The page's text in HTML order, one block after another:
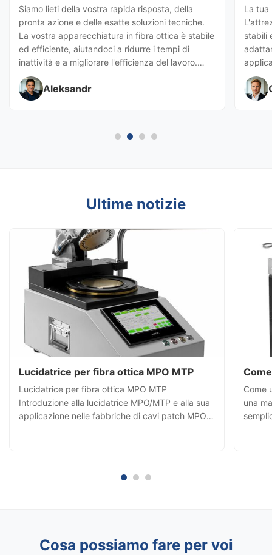
Siamo lieti della vostra rapida risposta, della
pronta azione e delle esatte soluzioni tecniche.
La vostra apparecchiatura in fibra ottica è stabile
ed efficiente, aiutandoci a ridurre i tempi di
inattività e a migliorare l'efficienza del lavoro.
Non solo fornite macchine eccellenti, ma anche
un supporto professionale e premuroso,
rendendo la cooperazione fluida e
Aleksandr
La tua
stabili
Ultime notizie
Lucidatrice per fibra ottica MPO MTP
Lucidatrice per fibra ottica MPO MTP
Introduzione alla lucidatrice MPO/MTP e alla sua
applicazione nelle fabbriche di cavi patch MPO 1.
Come
una
Cosa possiamo fare per voi